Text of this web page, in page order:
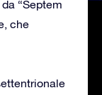
“Septem
che